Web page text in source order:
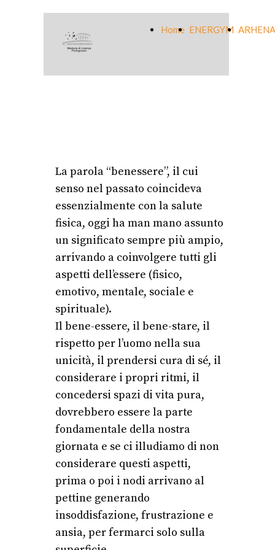
Home ENERGYM
La parola “benessere”, il cui
senso nel passato coincideva
essenzialmente con la salute
fisica, oggi ha man mano assunto
un significato sempre più ampio,
arrivando a coinvolgere tutti gli
aspetti dell’essere (fisico,
emotivo, mentale, sociale e
spirituale).
Il bene-essere, il bene-stare, il
rispetto per l’uomo nella sua
unicità, il prendersi cura di sé, il
considerare i propri ritmi, il
concedersi spazi di vita pura,
dovrebbero essere la parte
fondamentale della nostra
giornata e se ci illudiamo di non
considerare questi aspetti,
prima o poi i nodi arrivano al
pettine generando
insoddisfazione, frustrazione e
ansia, per fermarci solo sulla